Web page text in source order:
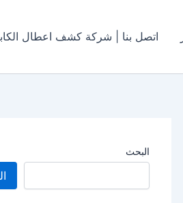
اتصل بنا | شركة كشف اعطال
البحث